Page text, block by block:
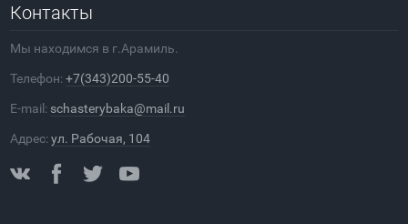
Контакты
Мы находимся в г.Арамиль.
Телефон:+7(343)200-55-40
E-mail: schasterybaka@mail.ru
Адрес:ул. Рабочая, 104